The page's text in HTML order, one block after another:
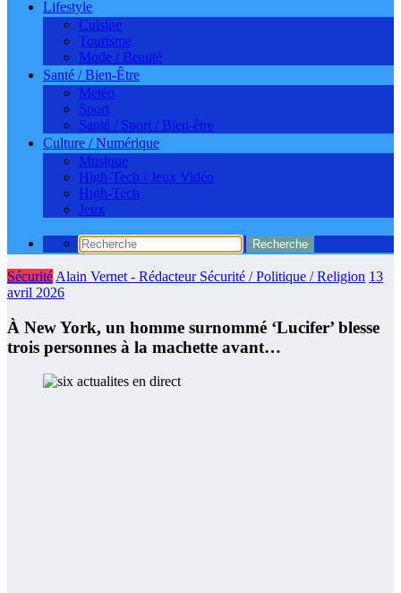
Lifestyle
Cuisine
Tourisme
Mode / Beauté
Santé / Bien-Être
Météo
Sport
Santé / Sport / Bien-être
Culture / Numérique
Musique
High-Tech / Jeux Vidéo
High-Tech
Jeux
Sécurité Alain Vernet - Rédacteur Sécurité / Politique / Religion 13
avril 2026
À New York, un homme surnommé ‘Lucifer’ blesse
trois personnes à la machette avant…